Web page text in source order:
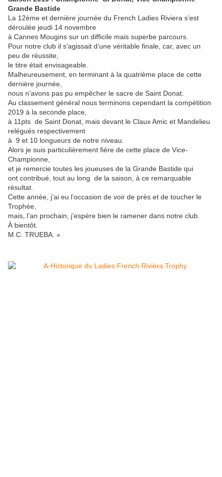
Grande Bastide
La 12ème et dernière journée du French Ladies Riviera s’est
déroulée jeudi 14 novembre
à Cannes Mougins sur un difficile mais superbe parcours.
Pour notre club il s’agissait d’une véritable finale, car, avec un
peu de réussite,
le titre était envisageable.
Malheureusement, en terminant à la quatrième place de cette
dernière journée,
nous n’avons pas pu empêcher le sacre de Saint Donat.
Au classement général nous terminons cependant la compétition
2019 à la seconde place,
à 11pts de Saint Donat, mais devant le Claux Amic et Mandelieu
relégués respectivement
à 9 et 10 longueurs de notre niveau.
Alors je suis particulièrement fière de cette place de Vice-
Championne,
et je remercie toutes les joueuses de la Grande Bastide qui
ont contribué, tout au long de la saison, à ce remarquable
résultat.
Cette année, j’ai eu l’occasion de voir de près et de toucher le
Trophée,
mais, l’an prochain, j’espère bien le ramener dans notre club.
À bientôt.
M.C. TRUEBA. »